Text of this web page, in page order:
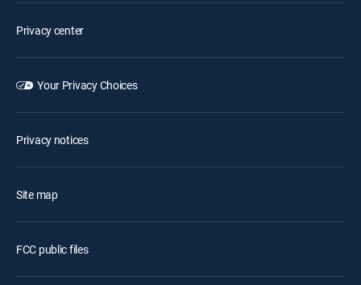
Privacy center
Your Privacy Choices
Privacy notices
Site map
FCC public files